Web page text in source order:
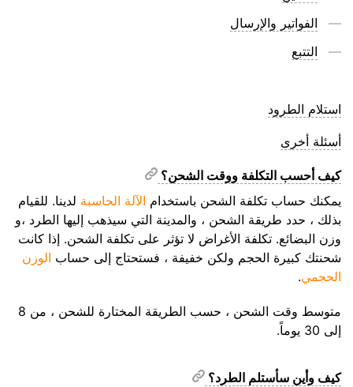
الفواتير والإرسال
التتبع
استلام الطرود
أسئلة أخرى
كيف أحسب التكلفة ووقت الشحن؟
يمكنك حساب تكلفة الشحن باستخدام الآلة الحاسبة لدينا. للقيام
بذلك ، حدد طريقة الشحن ، والمدينة التي سيذهب إليها الطرد ،و
وزن البضائع. تكلفة الأغراض لا تؤثر على تكلفة الشحن. إذا كانت
شحنتك كبيرة الحجم ولكن خفيفة ، فستحتاج إلى حساب الوزن
الحجمي.
متوسط وقت الشحن ، حسب الطريقة المختارة للشحن ، من 8
إلى 30 يوماً.
كيف وأين سأستلم الطرد؟